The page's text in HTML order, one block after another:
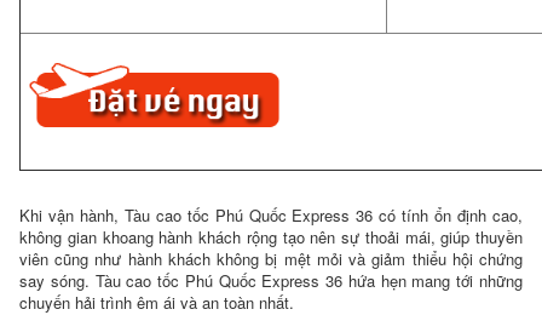
Ngoại
Tệ
VND
Tải
Ứng
Dụng
Khi vận hành, Tàu cao tốc Phú Quốc Express 36 có tính ổn định cao,
không gian khoang hành khách rộng tạo nên sự thoải mái, giúp thuyền
viên cũng như hành khách không bị mệt mỏi và giảm thiểu hội chứng
say sóng. Tàu cao tốc Phú Quốc Express 36 hứa hẹn mang tới những
chuyến hải trình êm ái và an toàn nhất.